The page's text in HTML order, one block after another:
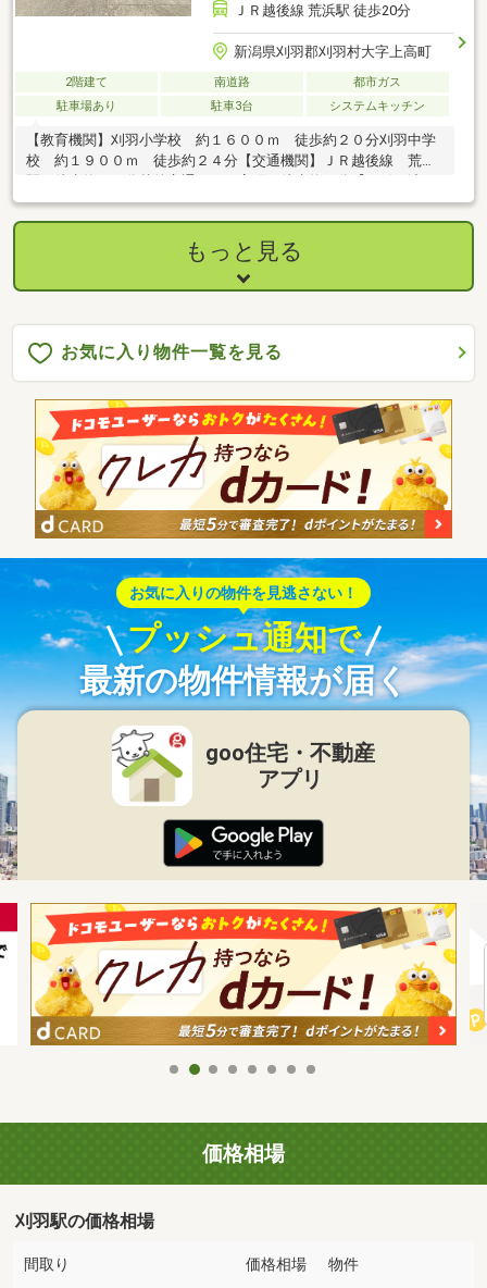
ＪＲ越後線 荒浜駅 徒歩20分
新潟県刈羽郡刈羽村大字上高町
2階建て 南道路
都市ガス
駐車場あり
駐車3台 システムキッチン
【教育機関】刈羽小学校 約１６００ｍ 徒歩約２０分刈羽中学
校 約１９００ｍ 徒歩約２４分【交通機関】ＪＲ越後線 荒浜
条件】・シロアリ防除工事施工後５年間保証・瑕疵保証付（不動
産会社独自） ～リフォーム内容～●外構工事●外壁塗装●内装工事
●システムキッチン交換ユニットバス交換洗面化粧台交換温水洗
浄便座トイレ交換フローリング上張り畳表替クッションフロア張
替給湯器交換インターホン設置火災警報器設置照明ＬＥＤ交換
もっと見る
お気に入り物件一覧を見る
お気に入りの物件を見逃さない！
プッシュ通知で
最新の物件情報が届く
goo住宅・不動産
アプリ
価格相場
刈羽駅の価格相場
間取り 価格相場 物件